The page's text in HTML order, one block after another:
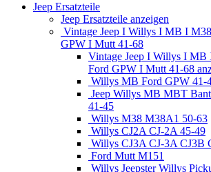
Jeep Ersatzteile
Jeep Ersatzteile anzeigen
Vintage Jeep I Willys I MB I
GPW I Mutt 41-68
Vintage Jeep I Willys I
Ford GPW I Mutt 41-68
Willys MB Ford GPW 41-
Jeep Willys MB MBT
41-45
Willys M38 M38A1 50-63
Willys CJ2A CJ-2A 45-49
Willys CJ3A CJ-3A CJ3B
Ford Mutt M151
Willys Jeepster Willys